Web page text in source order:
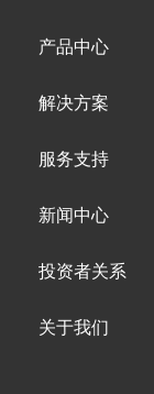
产品中心
解决方案
服务支持
新闻中心
投资者关系
关于我们